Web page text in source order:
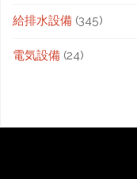
給排水設備 (345)
電気設備 (24)